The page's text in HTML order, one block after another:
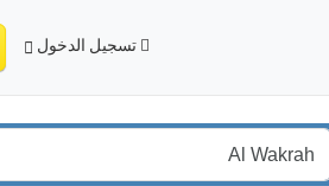
تسجيل الدخول